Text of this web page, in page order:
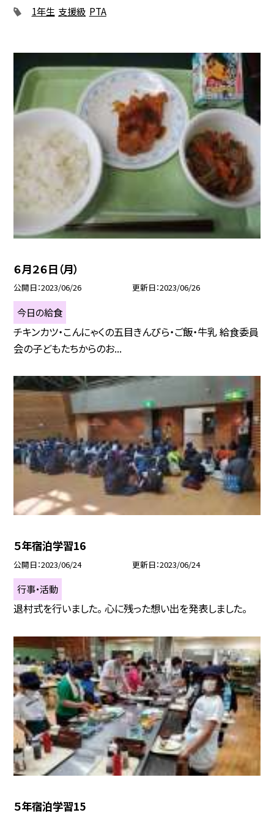
1年生 支援級 PTA
６月２６日（月）
公開日 2023/06/26 更新日 2023/06/26
今日の給食
チキンカツ・こんにゃくの五目きんぴら・ご飯・牛乳 給食委員
会の子どもたちからのお...
５年宿泊学習16
公開日 2023/06/24 更新日 2023/06/24
行事・活動
退村式を行いました。 心に残った想い出を発表しました。
５年宿泊学習15